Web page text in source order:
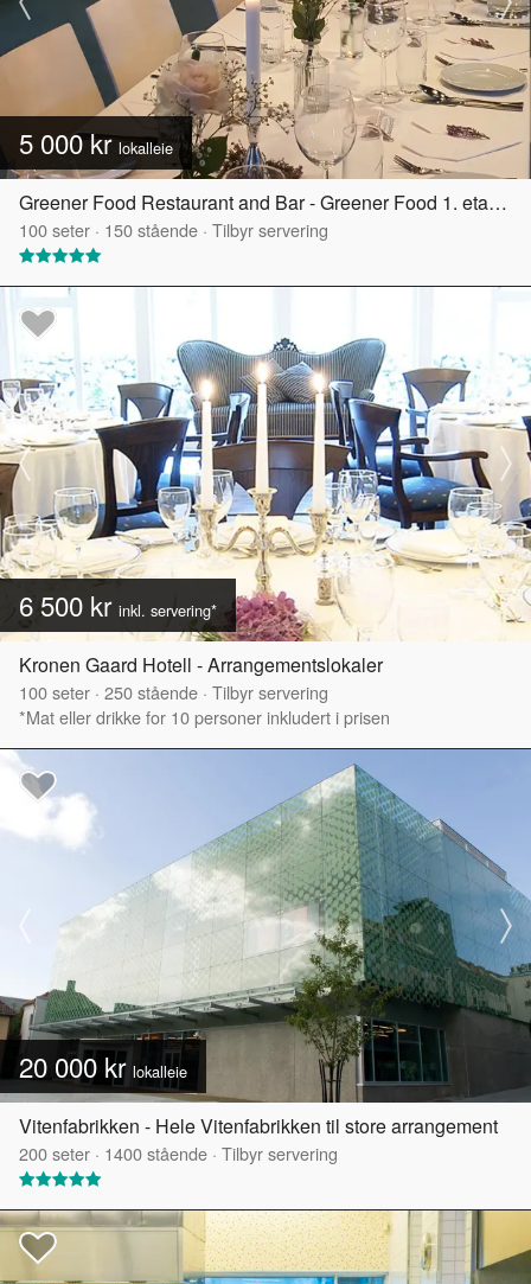
5 000 krlokalleie
Greener Food Restaurant and Bar - Greener Food 1. etasje
100seter · 150stående · Tilbyr servering
6 500 kr inkl. servering*
Kronen Gaard Hotell - Arrangementslokaler
100seter · 250stående · Tilbyr servering
*Mat eller drikke for 10 personer inkludert i prisen
20 000 kr lokalleie
Vitenfabrikken - Hele Vitenfabrikken til store arrangement
200seter · 1400stående · Tilbyr servering